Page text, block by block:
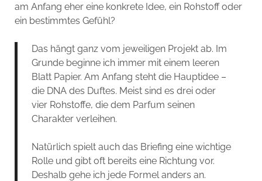
am Anfang eher eine konkrete Idee, ein Rohstoff oder
ein bestimmtes Gefühl?
Das hängt ganz vom jeweiligen Projekt ab. Im
Grunde beginne ich immer mit einem leeren
Blatt Papier. Am Anfang steht die Hauptidee –
die DNA des Duftes. Meist sind es drei oder
vier Rohstoffe, die dem Parfum seinen
Charakter verleihen.
Natürlich spielt auch das Briefing eine wichtige
Rolle und gibt oft bereits eine Richtung vor.
Deshalb gehe ich jede Formel anders an.